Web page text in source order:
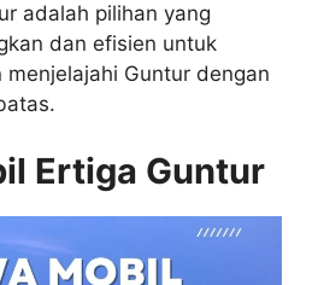
adalah pilihan yang
dan efisien untuk
menjelajahi Guntur dengan
Ertiga Guntur